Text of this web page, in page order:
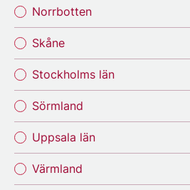
Norrbotten
Skåne
Stockholms län
Sörmland
Uppsala län
Värmland